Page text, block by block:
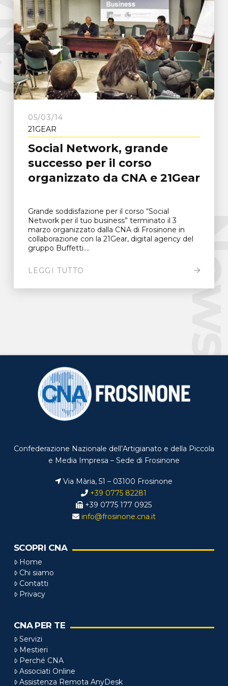
05/03/14
21GEAR
Social Network, grande
successo per il corso
organizzato da CNA e 21Gear
Grande soddisfazione per il corso “Social
Network per il tuo business” terminato il 3
marzo organizzato dalla CNA di Frosinone in
collaborazione con la 21Gear, digital agency del
gruppo Buffetti....
LEGGI TUTTO
Confederazione Nazionale dell’Artigianato e della Piccola
e Media Impresa – Sede di Frosinone
Via Mària, 51 – 03100 Frosinone
+39 0775 82281
+39 0775 177 0925
info@frosinone.cna.it
SCOPRI CNA
Home
Chi siamo
Contatti
Privacy
CNA PER TE
Servizi
Mestieri
Perché CNA
Associati Online
Assistenza Remota AnyDesk